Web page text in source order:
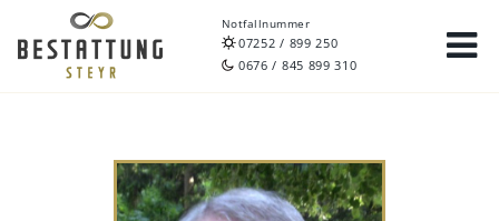
Notfallnummer
07252 / 899 250
0676 / 845 899 310